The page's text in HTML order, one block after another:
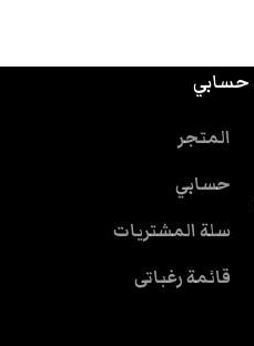
حسابي
المتجر
حسابي
سلة المشتريات
قائمة رغباتى